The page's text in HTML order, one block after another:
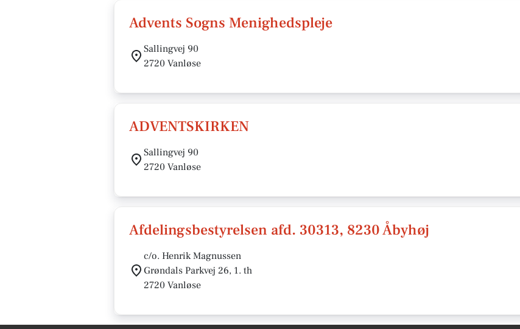
Advents Sogns Menighedspleje
Sallingvej 90
2720 Vanløse
ADVENTSKIRKEN
Sallingvej 90
2720 Vanløse
Afdelingsbestyrelsen afd. 30313, 8230 Åbyhøj
c/o. Henrik Magnussen
Grøndals Parkvej 26, 1. th
2720 Vanløse